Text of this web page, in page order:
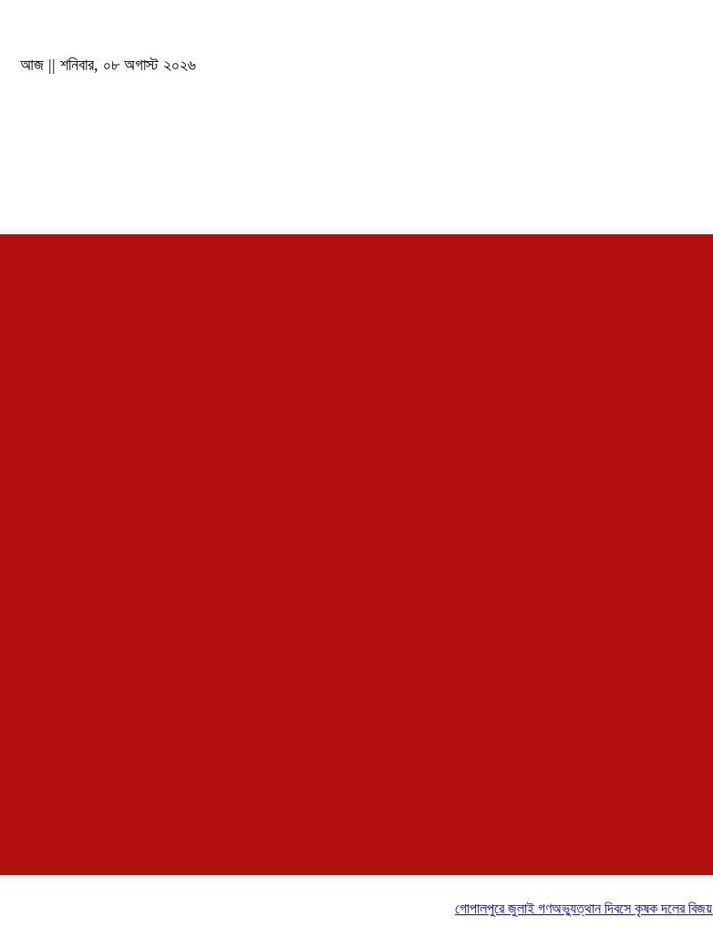
আজ || শনিবার, ০৮ অগাস্ট ২০২৬
গোপালপুরে জুলাই গণঅভ্যুত্থান দিবসে কৃষক দলের বিজয় র‍্যালি